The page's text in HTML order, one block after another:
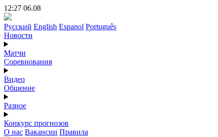
12:27 06.08
Русский English Espanol Português
Новости
Матчи
Соревнования
Видео
Общение
Разное
Конкурс прогнозов
О нас Вакансии Правила